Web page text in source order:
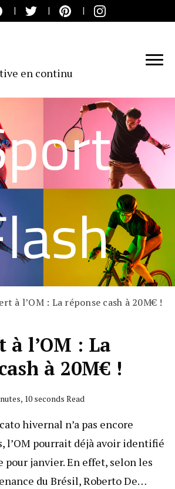
en continu
à l’OM : La réponse cash à 20M€ !
à l’OM : La
à 20M€ !
10 seconds Read
hivernal n’a pas encore
l’OM pourrait déjà avoir identifié
pour janvier. En effet, selon les
du Brésil, Roberto De…